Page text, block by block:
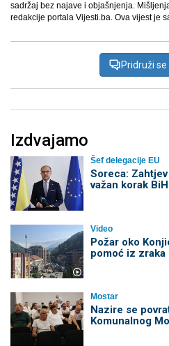
sadržaj bez najave i objašnjenja.
redakcije portala Vijesti.ba. Ova vijest je
Pridruži
Izdvajamo
Šef delegacije EU
Soreca:
važan korak
Video
Požar oko
pomoć iz zraka
Mostar
Nazire se
Komunalnog